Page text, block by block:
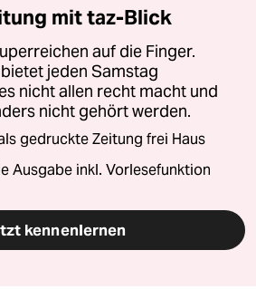
mit taz-Blick
auf die Finger.
jeden Samstag
nicht allen recht macht und
nicht gehört werden.
gedruckte Zeitung frei Haus
Ausgabe inkl. Vorlesefunktion
kennenlernen